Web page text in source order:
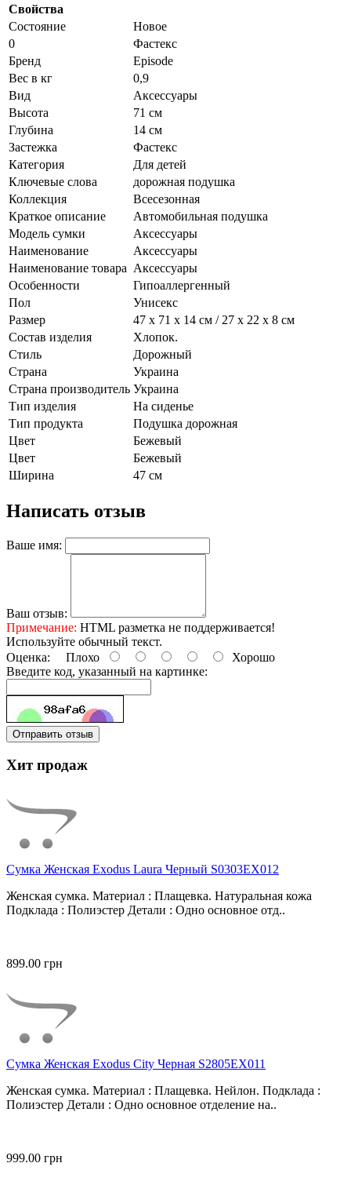
Свойства
Состояние
Новое
0
Фастекс
Бренд
Episode
Вес в кг
0,9
Вид
Аксессуары
Высота
71 см
Глубина
14 см
Застежка
Фастекс
Категория
Для детей
Ключевые слова
дорожная подушка
Коллекция
Всесезонная
Краткое описание
Автомобильная подушка
Модель сумки
Аксессуары
Наименование
Аксессуары
Наименование товара Аксессуары
Особенности
Гипоаллергенный
Пол
Унисекс
Размер
47 х 71 х 14 см / 27 х 22 х 8 см
Состав изделия
Хлопок.
Стиль
Дорожный
Страна
Украина
Страна производитель Украина
Тип изделия
На сиденье
Тип продукта
Подушка дорожная
Цвет
Бежевый
Цвет
Бежевый
Ширина
47 см
Написать отзыв
Ваше имя:
Ваш отзыв:
Примечание: HTML разметка не поддерживается!
Используйте обычный текст.
Оценка: Плохо
Хорошо
Введите код, указанный на картинке:
Отправить отзыв
Хит продаж
Сумка Женская Exodus Laura Черный S0303EX012
Женская сумка. Материал : Плащевка. Натуральная кожа
Подклада : Полиэстер Детали : Одно основное отд..
899.00 грн
Сумка Женская Exodus City Черная S2805EX011
Женская сумка. Материал : Плащевка. Нейлон. Подклада :
Полиэстер Детали : Одно основное отделение на..
999.00 грн